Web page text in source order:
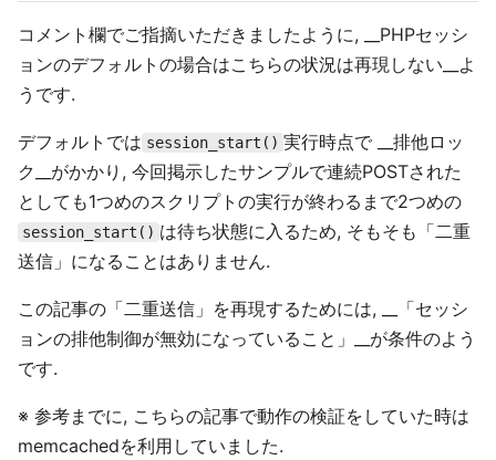
コメント欄でご指摘いただきましたように, __PHPセッシ
ョンのデフォルトの場合はこちらの状況は再現しない__よ
うです.
デフォルトでは session_start() 実行時点で __排他ロッ
ク__がかかり, 今回掲示したサンプルで連続POSTされた
としても1つめのスクリプトの実行が終わるまで2つめの
session_start() は待ち状態に入るため, そもそも「二重
送信」になることはありません.
この記事の「二重送信」を再現するためには, __「セッシ
ョンの排他制御が無効になっていること」__が条件のよう
です.
※ 参考までに, こちらの記事で動作の検証をしていた時は
memcachedを利用していました.